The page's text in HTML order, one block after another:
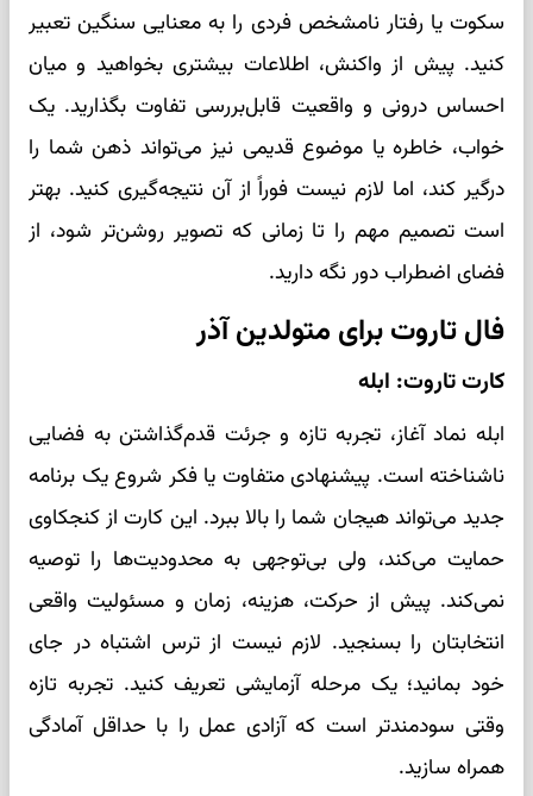
سکوت یا رفتار نامشخص فردی را به معنایی سنگین تعبیر
کنید. پیش از واکنش، اطلاعات بیشتری بخواهید و میان
احساس درونی و واقعیت قابل‌بررسی تفاوت بگذارید. یک
خواب، خاطره یا موضوع قدیمی نیز می‌تواند ذهن شما را
درگیر کند، اما لازم نیست فوراً از آن نتیجه‌گیری کنید. بهتر
است تصمیم مهم را تا زمانی که تصویر روشن‌تر شود، از
فضای اضطراب دور نگه دارید.
فال تاروت برای متولدین آذر
کارت تاروت: ابله
ابله نماد آغاز، تجربه تازه و جرئت قدم‌گذاشتن به فضایی
ناشناخته است. پیشنهادی متفاوت یا فکر شروع یک برنامه
جدید می‌تواند هیجان شما را بالا ببرد. این کارت از کنجکاوی
حمایت می‌کند، ولی بی‌توجهی به محدودیت‌ها را توصیه
نمی‌کند. پیش از حرکت، هزینه، زمان و مسئولیت واقعی
انتخابتان را بسنجید. لازم نیست از ترس اشتباه در جای
خود بمانید؛ یک مرحله آزمایشی تعریف کنید. تجربه تازه
وقتی سودمندتر است که آزادی عمل را با حداقل آمادگی
همراه سازید.